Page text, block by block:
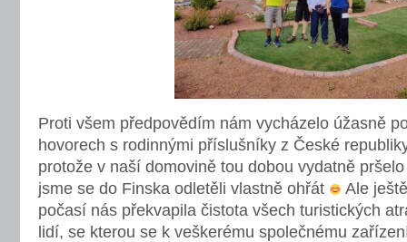
Proti všem předpovědím nám vycházelo úžasně
hovorech s rodinnými příslušníky z České
protože v naší domovině tou dobou vydatně
jsme se do Finska odletěli vlastně ohřát
Ale
počasí nás překvapila čistota všech turistických
lidí, se kterou se k veškerému společnému